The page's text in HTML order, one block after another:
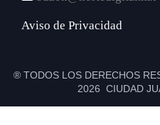
Aviso de Privacidad
® TODOS LOS DERECHOS
2026 CIUDAD